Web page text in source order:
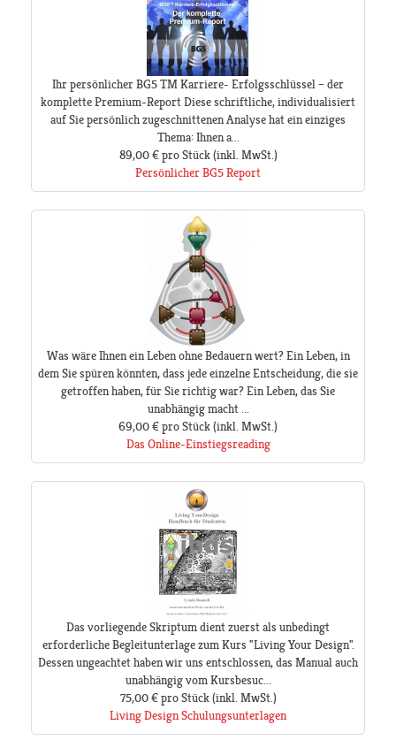
Ihr persönlicher BG5 TM Karriere- Erfolgsschlüssel – der
komplette Premium-Report Diese schriftliche, individualisiert
auf Sie persönlich zugeschnittenen Analyse hat ein einziges
Thema: Ihnen a...
89,00 € pro Stück(inkl. MwSt.)
Persönlicher BG5 Report
Was wäre Ihnen ein Leben ohne Bedauern wert? Ein Leben, in
dem Sie spüren könnten, dass jede einzelne Entscheidung, die sie
getroffen haben, für Sie richtig war? Ein Leben, das Sie
unabhängig macht ...
69,00 €pro Stück(inkl. MwSt.)
Das Online-Einstiegsreading
Das vorliegende Skriptum dient zuerst als unbedingt
erforderliche Begleitunterlage zum Kurs "Living Your Design".
Dessen ungeachtet haben wir uns entschlossen, das Manual auch
unabhängig vom Kursbesuc...
75,00 € pro Stück(inkl. MwSt.)
Living Design Schulungsunterlagen